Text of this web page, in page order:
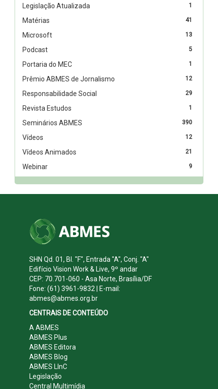
1
Legislação Atualizada
41
Matérias
13
Microsoft
5
Podcast
1
Portaria do MEC
12
Prêmio ABMES de Jornalismo
29
Responsabilidade Social
1
Revista Estudos
390
Seminários ABMES
12
Vídeos
21
Vídeos Animados
9
Webinar
SHN Qd. 01, Bl. "F", Entrada "A", Conj. "A"
Edifício Vision Work & Live, 9º andar
CEP: 70.701-060 - Asa Norte, Brasília/DF
Fone: (61) 3961-9832 | E-mail:
abmes@abmes.org.br
CENTRAIS DE CONTEÚDO
A ABMES
ABMES Plus
ABMES Editora
ABMES Blog
ABMES LInC
Legislação
Central Multimídia